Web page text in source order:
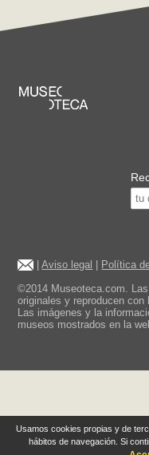
Usamos cookies propias y de
hábitos de navegación. Si
|Aviso legal
Política
©2014 Museoteca.com.
originales y reproducen con
Las imágenes y la
museos mostrados en la